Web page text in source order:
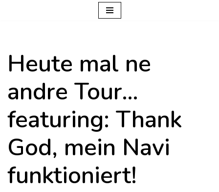
springen
Heute mal ne
andre Tour…
featuring: Thank
God, mein Navi
funktioniert!